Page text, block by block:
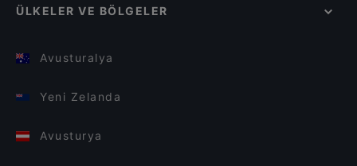
ÜLKELER VE BÖLGELER
Avusturalya
Yeni Zelanda
Avusturya